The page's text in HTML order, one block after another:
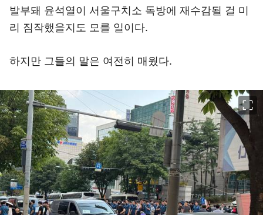
발부돼 윤석열이 서울구치소 독방에 재수감될 걸 미
리 짐작했을지도 모를 일이다.
하지만 그들의 말은 여전히 매웠다.